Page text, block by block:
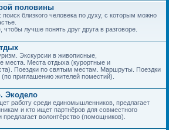
половины
близкого человека по духу, с которым можно
лучше понять друг друга в разговоре.
Экскурсии в живописные,
места. Места отдыха (курортные и
Поездки по святым местам. Маршруты. Поездки
приглашению жителей поместий).
Экодело
работу среди единомышленников, предлагает
и кто ищет партнёров для совместного
предлагает волонтёрство (помощников).